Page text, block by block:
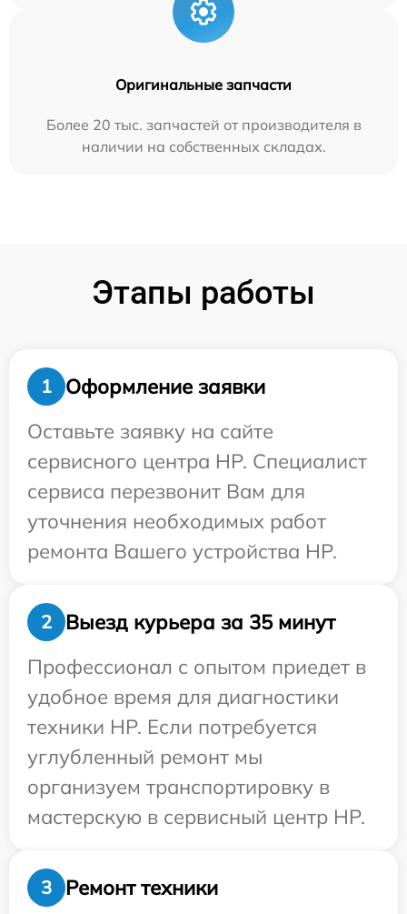
Оригинальные запчасти
Более 20 тыс. запчастей от производителя в
наличии на собственных складах.
Этапы работы
1
Оформление заявки
Оставьте заявку на сайте
сервисного центра HP. Специалист
сервиса перезвонит Вам для
уточнения необходимых работ
ремонта Вашего устройства HP.
2
Выезд курьера за 35 минут
Профессионал с опытом приедет в
удобное время для диагностики
техники HP. Если потребуется
углубленный ремонт мы
организуем транспортировку в
мастерскую в сервисный центр HP.
3 Ремонт техники